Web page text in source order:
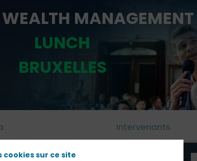
MANAGEMENT
LUNCH
BRUXELLES
Intervenants
cookies sur ce site